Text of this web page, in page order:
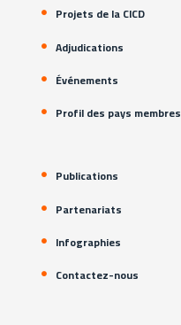
Projets de la CICD
Adjudications
Événements
Profil des pays membres
Publications
Partenariats
Infographies
Contactez-nous